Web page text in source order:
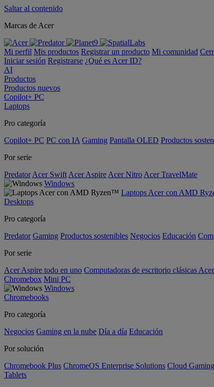
Saltar al contenido
Marcas de Acer
Mi perfil Mis productos Registrar un producto Mi comunidad
Iniciar sesión Registrarse ¿Qué es Acer ID?
AI
Productos
Productos nuevos
Copilot+ PC
Laptops
Pro categoría
Copilot+ PC PC con IA Gaming Pantalla OLED Productos
Por serie
Predator Acer Swift Acer Aspire Acer Nitro Acer TravelMate
Windows
Laptops Acer con AMD
Desktops
Pro categoría
Predator Gaming Productos sostenibles Negocios Educación
Por serie
Acer Aspire todo en uno Computadoras de escritorio clásicas
Chromebox Mini PC
Windows
Chromebooks
Pro categoría
Negocios Gaming en la nube Día a día Educación
Por solución
Chromebook Plus ChromeOS Enterprise Solutions Cloud
Tablets